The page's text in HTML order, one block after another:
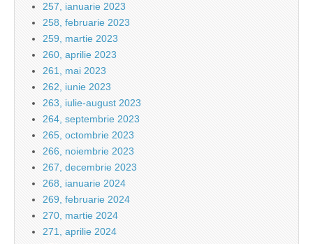
257, ianuarie 2023
258, februarie 2023
259, martie 2023
260, aprilie 2023
261, mai 2023
262, iunie 2023
263, iulie-august 2023
264, septembrie 2023
265, octombrie 2023
266, noiembrie 2023
267, decembrie 2023
268, ianuarie 2024
269, februarie 2024
270, martie 2024
271, aprilie 2024